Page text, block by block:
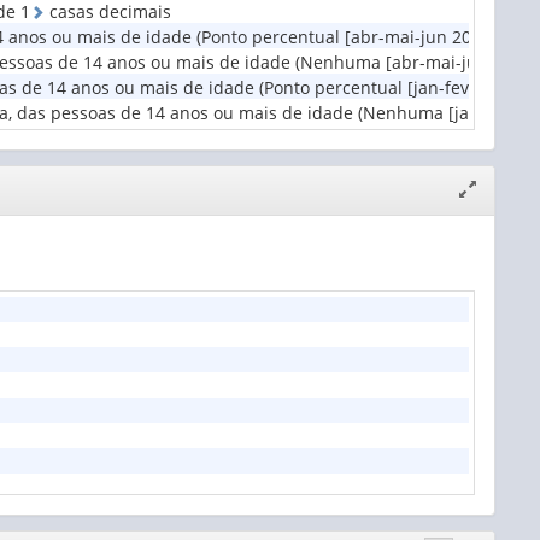
e 1
casas decimais
ou mais de idade (Ponto percentual [abr-mai-jun 2012 a
de 14 anos ou mais de idade (Nenhuma [abr-mai-jun
de 14 anos ou mais de idade (Ponto percentual [jan-fev-mar
pessoas de 14 anos ou mais de idade (Nenhuma [jan-fev-
janela